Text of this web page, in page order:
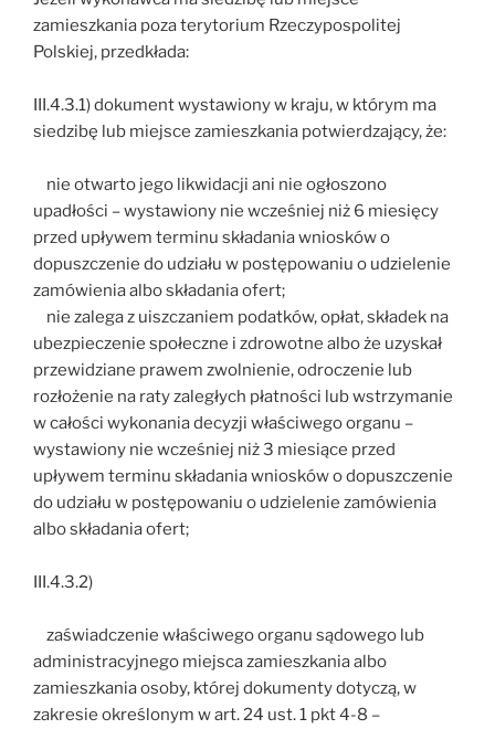
zamieszkania poza terytorium Rzeczypospolitej
Polskiej, przedkłada:
III.4.3.1) dokument wystawiony w kraju, w którym ma
siedzibę lub miejsce zamieszkania potwierdzający, że:
nie otwarto jego likwidacji ani nie ogłoszono
upadłości – wystawiony nie wcześniej niż 6 miesięcy
przed upływem terminu składania wniosków o
dopuszczenie do udziału w postępowaniu o udzielenie
zamówienia albo składania ofert;
nie zalega z uiszczaniem podatków, opłat, składek na
ubezpieczenie społeczne i zdrowotne albo że uzyskał
przewidziane prawem zwolnienie, odroczenie lub
rozłożenie na raty zaległych płatności lub wstrzymanie
w całości wykonania decyzji właściwego organu –
wystawiony nie wcześniej niż 3 miesiące przed
upływem terminu składania wniosków o dopuszczenie
do udziału w postępowaniu o udzielenie zamówienia
albo składania ofert;
III.4.3.2)
zaświadczenie właściwego organu sądowego lub
administracyjnego miejsca zamieszkania albo
zamieszkania osoby, której dokumenty dotyczą, w
zakresie określonym w art. 24 ust. 1 pkt 4-8 –